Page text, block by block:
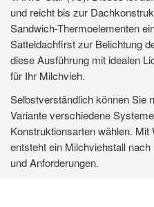
Blechverkleidung ist ein Licht-
Die Hohlkammer-Lichtplatten
werden und somit die
Aufgrund seiner Anbringung
System vor Beschädigungen
Ob Curvo First oder
Holzverkleidung: WOLF
und Konstruktion ihres
und reicht bis zur
Sandwich-Thermoelementen
Satteldachfirst zur Belichtung
diese Ausführung mit idealen
für Ihr Milchvieh.
Selbstverständlich können Sie
Variante verschiedene
Konstruktionsarten wählen.
entsteht ein Milchviehstall
und Anforderungen.
Blechverkleidung ist ein Licht-
Die Hohlkammer-Lichtplatten
werden und somit die
Aufgrund seiner Anbringung
System vor Beschädigungen
Ob Curvo First oder
Holzverkleidung: WOLF
und Konstruktion ihres
und reicht bis zur
Sandwich-Thermoelementen
Satteldachfirst zur Belichtung
diese Ausführung mit idealen
für Ihr Milchvieh.
Selbstverständlich können Sie
Variante verschiedene
Konstruktionsarten wählen.
entsteht ein Milchviehstall
und Anforderungen.